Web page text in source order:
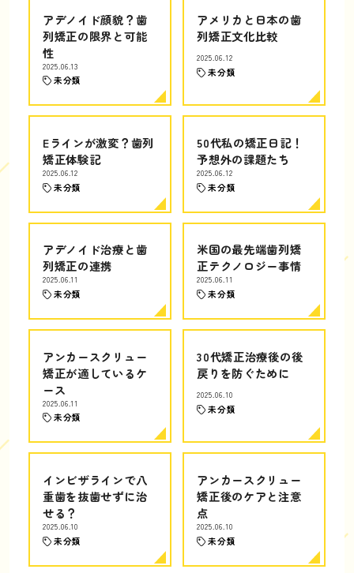
アデノイド顔貌？歯
列矯正の限界と可能
性
2025.06.13
未分類
アメリカと日本の歯
列矯正文化比較
2025.06.12
未分類
Eラインが激変？歯列
矯正体験記
2025.06.12
未分類
50代私の矯正日記！
予想外の課題たち
2025.06.12
未分類
アデノイド治療と歯
列矯正の連携
2025.06.11
未分類
米国の最先端歯列矯
正テクノロジー事情
2025.06.11
未分類
アンカースクリュー
矯正が適しているケ
ース
2025.06.11
未分類
30代矯正治療後の後
戻りを防ぐために
2025.06.10
未分類
インビザラインで八
重歯を抜歯せずに治
せる？
2025.06.10
未分類
アンカースクリュー
矯正後のケアと注意
点
2025.06.10
未分類